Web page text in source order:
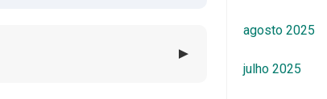
▼
agosto 2025
julho 2025